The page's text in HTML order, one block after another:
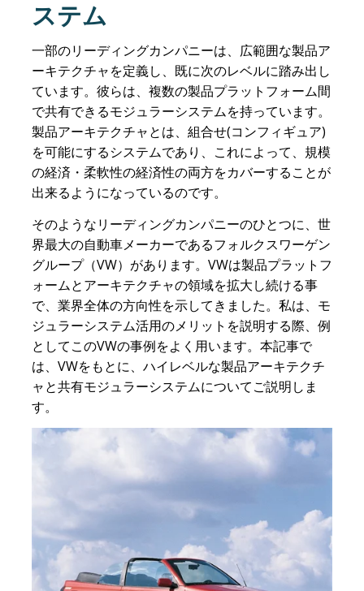
ステム
一部のリーディングカンパニーは、広範囲な製品ア
ーキテクチャを定義し、既に次のレベルに踏み出し
ています。彼らは、複数の製品プラットフォーム間
で共有できるモジュラーシステムを持っています。
製品アーキテクチャとは、組合せ(コンフィギュア)
を可能にするシステムであり、これによって、規模
の経済・柔軟性の経済性の両方をカバーすることが
出来るようになっているのです。
そのようなリーディングカンパニーのひとつに、世
界最大の自動車メーカーであるフォルクスワーゲン
グループ（VW）があります。VWは製品プラットフ
ォームとアーキテクチャの領域を拡大し続ける事
で、業界全体の方向性を示してきました。私は、モ
ジュラーシステム活用のメリットを説明する際、例
としてこのVWの事例をよく用います。本記事で
は、VWをもとに、ハイレベルな製品アーキテクチ
ャと共有モジュラーシステムについてご説明しま
す。